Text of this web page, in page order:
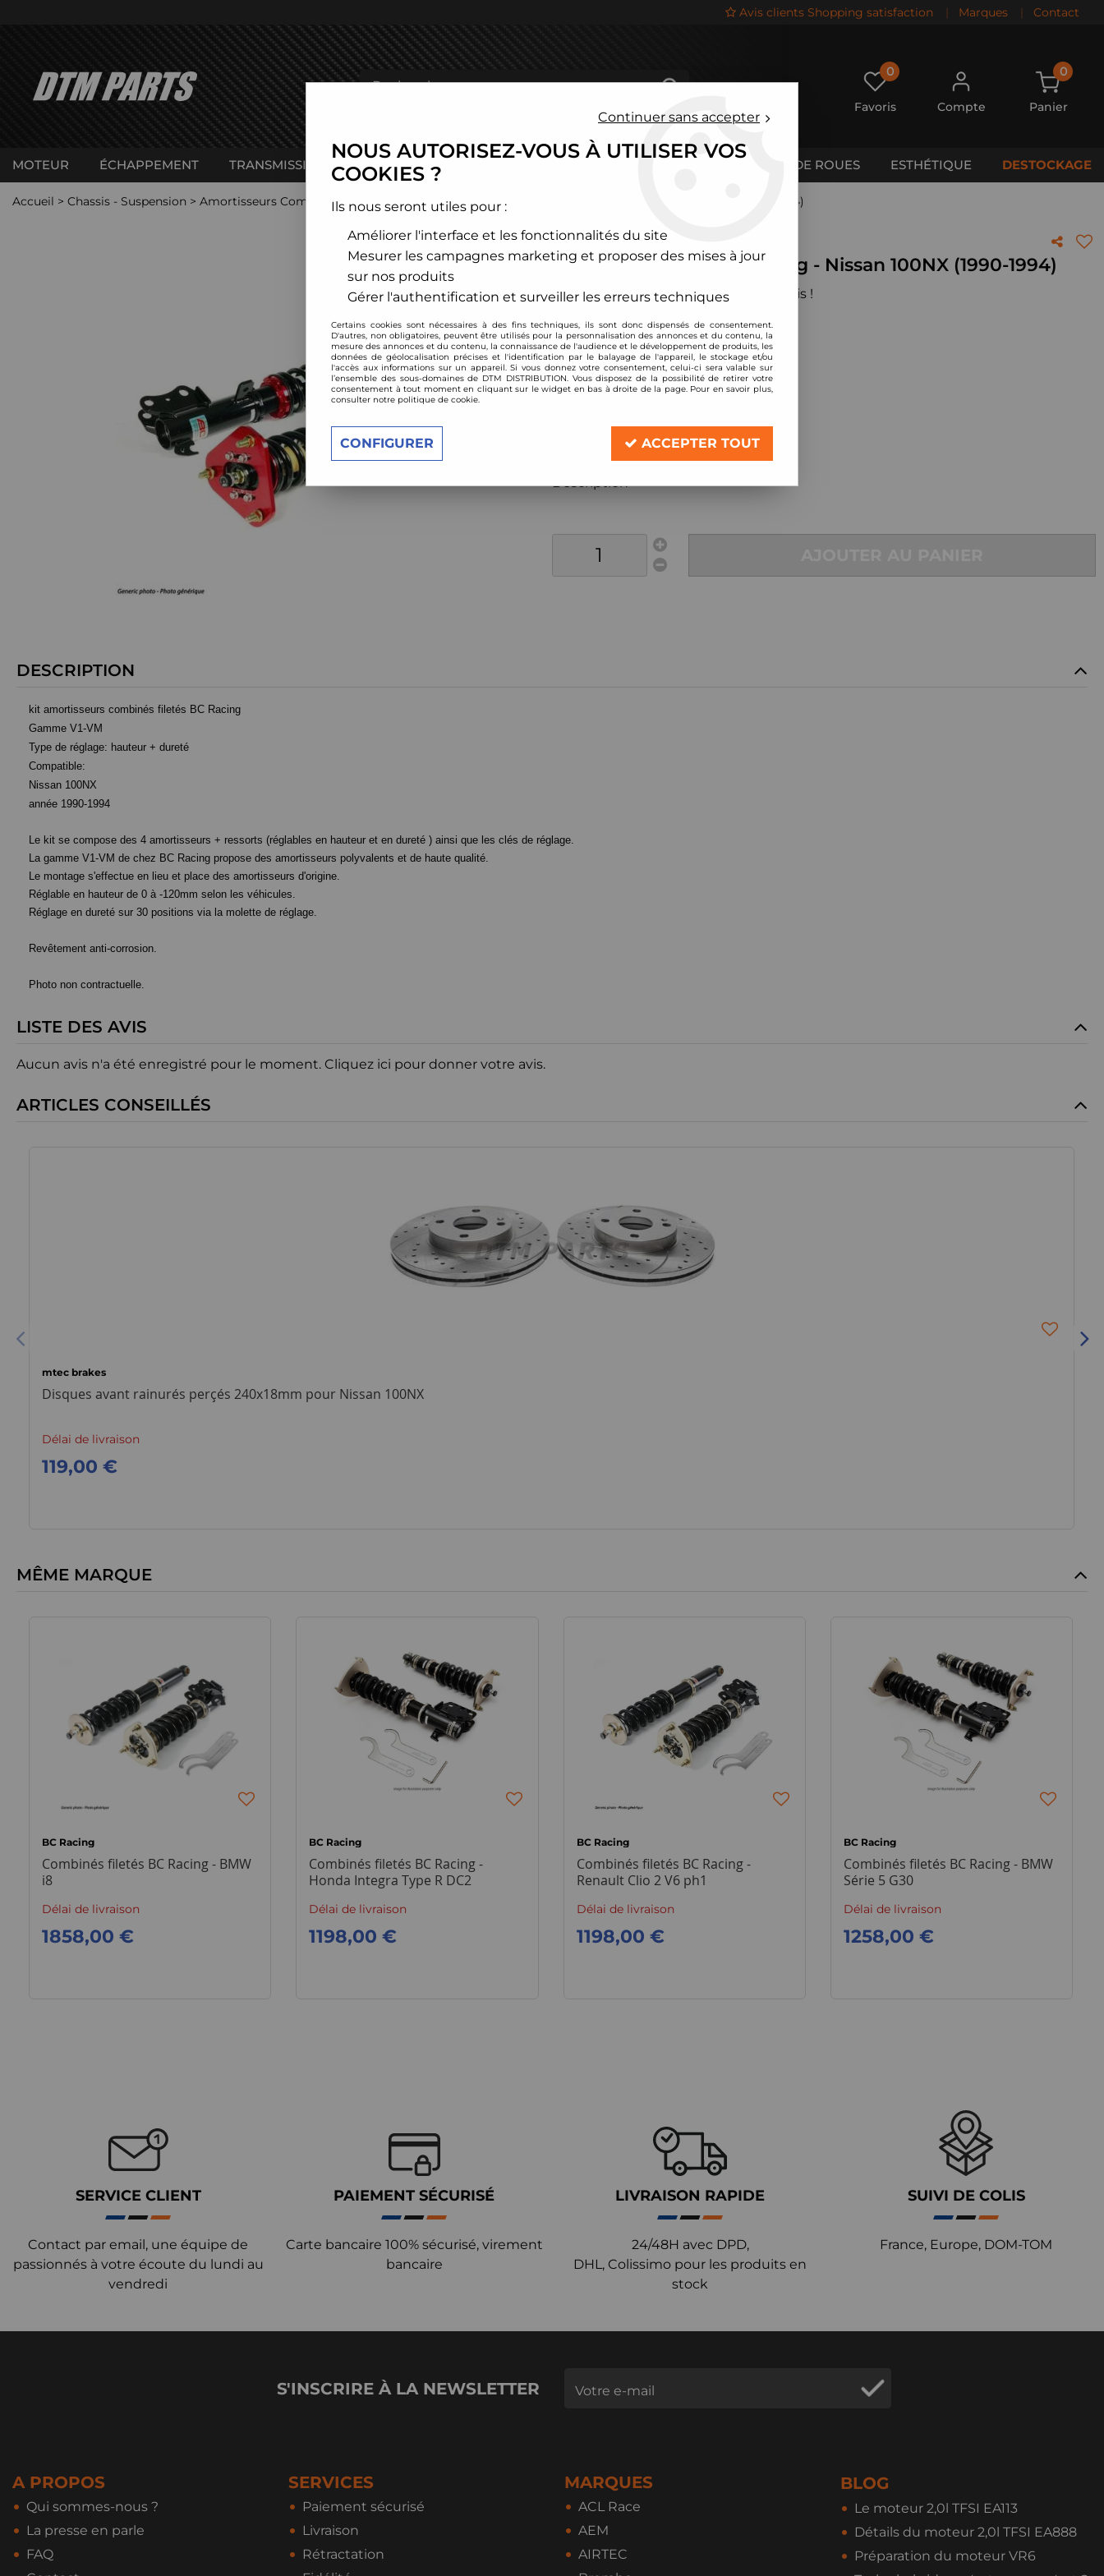
Avis clients Shopping satisfaction | Marques | Contact
0
Favoris Compte
0
Panier
MOTEUR ÉCHAPPEMENT TRANSMISSION CHÂSSIS CALES DE ROUES ESTHÉTIQUE DESTOCKAGE
Accueil > Chassis - Suspension > Amortisseurs Combinés filetés >Nissan >100NX >Combinés filetés BC Racing - Nissan 100NX (1990-1994)
BC Racing
Combinés filetés BC Racing - Nissan 100NX (1990-1994)
Soyez le premier à donner votre avis !
1054,00 €TTC
Réf. :BCV1VMNI100NX
kit amortisseurs combinés filetés BC Racing
année 1990-1994
Description
DESCRIPTION
kit amortisseurs combinés filetés BC Racing
Gamme V1-VM
Type de réglage: hauteur + dureté
Compatible:
Nissan 100NX
année 1990-1994
Le kit se compose des 4 amortisseurs + ressorts (réglables en hauteur et en dureté ) ainsi que les clés de réglage.
La gamme V1-VM de chez BC Racing propose des amortisseurs polyvalents et de haute qualité.
Le montage s'effectue en lieu et place des amortisseurs d'origine.
Réglable en hauteur de 0 à -120mm selon les véhicules.
Réglage en dureté sur 30 positions via la molette de réglage.
Revêtement anti-corrosion.
Photo non contractuelle.
LISTE DES AVIS
Aucun avis n'a été enregistré pour le moment. Cliquez ici pour donner votre avis.
ARTICLES CONSEILLÉS
mtec brakes
Disques avant rainurés perçés 240x18mm pour Nissan 100NX
Délai de livraison
119,00 €
MÊME MARQUE
BC Racing
Combinés filetés BC Racing - BMW
i8
Délai de livraison
1858,00 €
BC Racing
Combinés filetés BC Racing -
Honda Integra Type R DC2
Délai de livraison
1198,00 €
BC Racing
Combinés filetés BC Racing -
Renault Clio 2 V6 ph1
Délai de livraison
1198,00 €
BC Racing
Combinés filetés BC Racing - BMW
Série 5 G30
Délai de livraison
1258,00 €
SERVICE CLIENT
Contact par email, une équipe de
passionnés à votre écoute du lundi au
vendredi
PAIEMENT SÉCURISÉ
Carte bancaire 100% sécurisé, virement
bancaire
LIVRAISON RAPIDE
24/48H avec DPD,
DHL, Colissimo pour les produits en
stock
SUIVI DE COLIS
France, Europe, DOM-TOM
S'INSCRIRE À LA NEWSLETTER
A PROPOS
Qui sommes-nous ?
La presse en parle
FAQ
SERVICES
Paiement sécurisé
Livraison
Rétractation
MARQUES
ACL Race
AEM
AIRTEC
BLOG
Le moteur 2,0l TFSI EA113
Détails du moteur 2,0l TFSI EA888
Préparation du moteur VR6
Continuer sans accepter
NOUS AUTORISEZ-VOUS À UTILISER VOS
COOKIES ?
Ils nous seront utiles pour :
Améliorer l'interface et les fonctionnalités du site
Mesurer les campagnes marketing et proposer des mises à jour
sur nos produits
Gérer l'authentification et surveiller les erreurs techniques
Certains cookies sont nécessaires à des fins techniques, ils sont donc dispensés de consentement.
D'autres, non obligatoires, peuvent être utilisés pour la personnalisation des annonces et du contenu, la
mesure des annonces et du contenu, la connaissance de l'audience et le développement de produits, les
données de géolocalisation précises et l'identification par le balayage de l'appareil, le stockage et/ou
l'accès aux informations sur un appareil. Si vous donnez votre consentement, celui-ci sera valable sur
l’ensemble des sous-domaines de DTM DISTRIBUTION. Vous disposez de la possibilité de retirer votre
consentement à tout moment en cliquant sur le widget en bas à droite de la page. Pour en savoir plus,
consulter notre politique de cookie.
CONFIGURER ACCEPTER TOUT